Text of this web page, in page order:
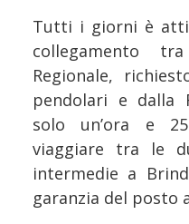
Tutti i giorni è
collegamento
Regionale,
pendolari e dalla
solo un’ora e
viaggiare tra le
intermedie a
garanzia del posto